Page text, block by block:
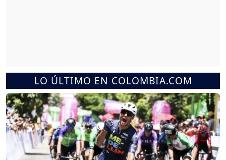
LO ÚLTIMO EN COLOMBIA.COM